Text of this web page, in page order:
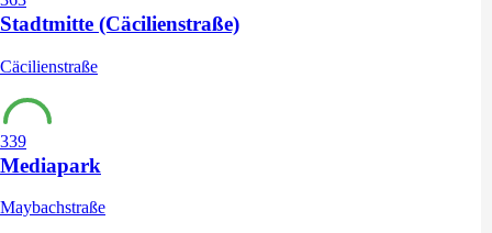
Stadtmitte (Cäcilienstraße)
Cäcilienstraße
339
Mediapark
Maybachstraße